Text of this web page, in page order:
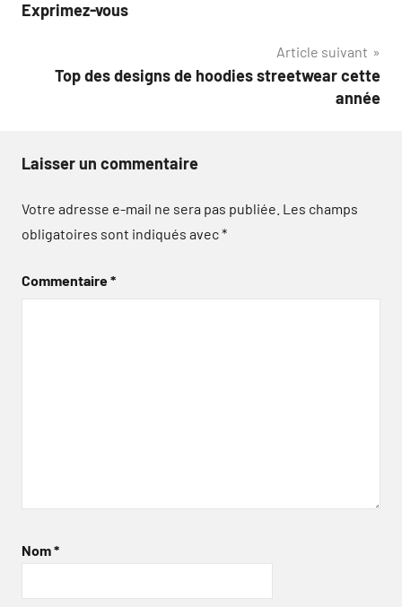
Exprimez-vous
Article suivant
Top des designs de hoodies streetwear cette
année
Laisser un commentaire
Votre adresse e-mail ne sera pas publiée. Les champs
obligatoires sont indiqués avec*
Commentaire*
Nom*